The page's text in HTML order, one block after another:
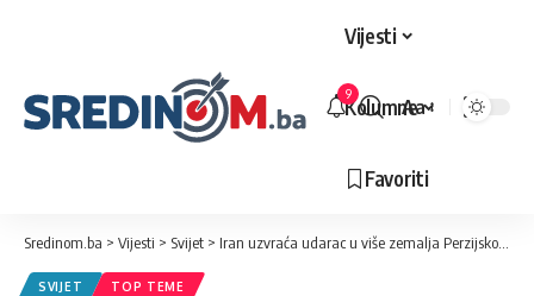
Vijesti
Kolumne
Favoriti
9
Veličina
Aa
Sredinom.ba > Vijesti > Svijet > Iran uzvraća udarac u više zemalja Perzijskog zaljeva
SVIJET TOP TEME